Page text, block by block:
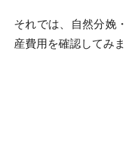
それでは、自然分娩
産費用を確認してみま